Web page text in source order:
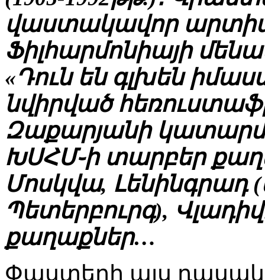
վաստակավոր
Ֆիլհարմոնիայի
«Դուն են գլխեն
նվիրված
Զաքարյանի
ԽՍՀՄ֊ի տարբեր
Մոսկվա, Լենինգրադ
Պետերբուրգ),
քաղաքներ…
Փաստերի այս